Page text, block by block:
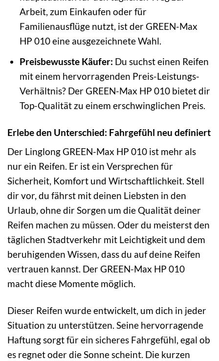
Arbeit, zum Einkaufen oder für
Familienausflüge nutzt, ist der GREEN-Max
HP 010 eine ausgezeichnete Wahl.
Preisbewusste Käufer: Du suchst einen Reifen
mit einem hervorragenden Preis-Leistungs-
Verhältnis? Der GREEN-Max HP 010 bietet dir
Top-Qualität zu einem erschwinglichen Preis.
Erlebe den Unterschied: Fahrgefühl neu definiert
Der Linglong GREEN-Max HP 010 ist mehr als
nur ein Reifen. Er ist ein Versprechen für
Sicherheit, Komfort und Wirtschaftlichkeit. Stell
dir vor, du fährst mit deinen Liebsten in den
Urlaub, ohne dir Sorgen um die Qualität deiner
Reifen machen zu müssen. Oder du meisterst den
täglichen Stadtverkehr mit Leichtigkeit und dem
beruhigenden Wissen, dass du auf deine Reifen
vertrauen kannst. Der GREEN-Max HP 010
macht diese Momente möglich.
Dieser Reifen wurde entwickelt, um dich in jeder
Situation zu unterstützen. Seine hervorragende
Haftung sorgt für ein sicheres Fahrgefühl, egal ob
es regnet oder die Sonne scheint. Die kurzen